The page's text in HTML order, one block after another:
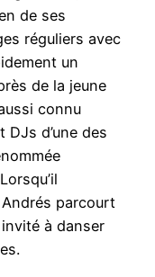
de ses
réguliers avec
un
de la jeune
connu
DJs d’une des
Andrés parcourt
invité à danser